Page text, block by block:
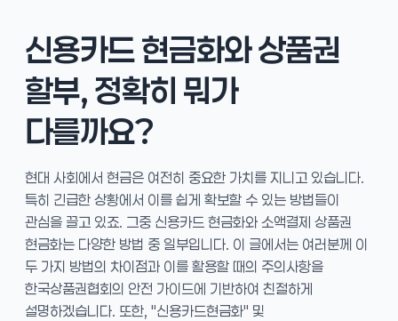
신용카드 현금화와 상품권
할부, 정확히 뭐가
다를까요?
현대 사회에서 현금은 여전히 중요한 가치를 지니고 있습니다.
특히 긴급한 상황에서 이를 쉽게 확보할 수 있는 방법들이
관심을 끌고 있죠. 그중 신용카드 현금화와 소액결제 상품권
현금화는 다양한 방법 중 일부입니다. 이 글에서는 여러분께 이
두 가지 방법의 차이점과 이를 활용할 때의 주의사항을
한국상품권협회의 안전 가이드에 기반하여 친절하게
설명하겠습니다. 또한, "신용카드현금화" 및